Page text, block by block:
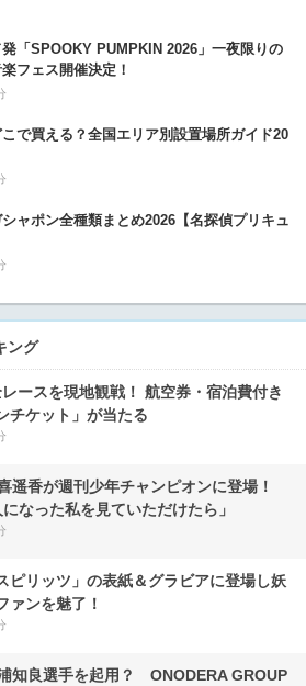
「SPOOKY PUMPKIN 2026」一夜限りの
フェス開催決定！
で買える？全国エリア別設置場所ガイド20
ャポン全種類まとめ2026【名探偵プリキュ
ング
ースを現地観戦！ 航空券・宿泊費付き
チケット」が当たる
遥香が週刊少年チャンピオンに登場！
になった私を見ていただけたら」
ピリッツ」の表紙＆グラビアに登場し妖
ァンを魅了！
知良選手を起用？ ONODERA GROUP